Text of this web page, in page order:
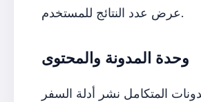
عرض عدد النتائج للمستخدم.
وحدة المدونة والمحتوى
المتكامل نشر أدلة السفر